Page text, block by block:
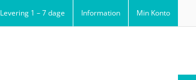
Levering 1 – 7 dage Information Min Konto